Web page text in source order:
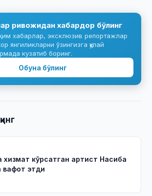
ривожидан хабардор бўлинг
хабарлар, эксклюзив репортажлар
янгиликларни ўзингизга қулай
кузатиб боринг.
Обуна бўлинг
хизмат кўрсатган артист Насиба
этди